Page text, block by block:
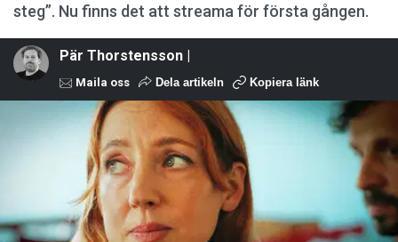
steg”. Nu finns det att streama för första gången.
Pär Thorstensson |
Maila oss Dela artikeln Kopiera länk